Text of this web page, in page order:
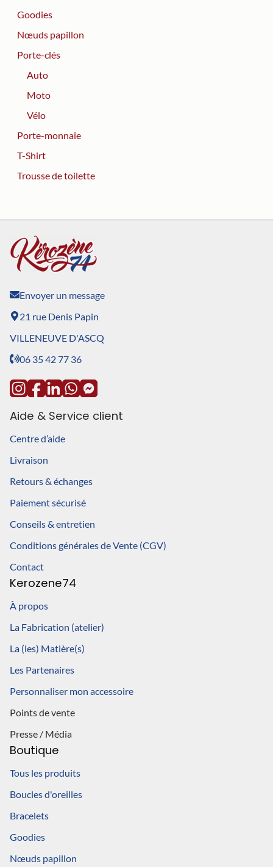
Goodies
Nœuds papillon
Porte-clés
Auto
Moto
Vélo
Porte-monnaie
T-Shirt
Trousse de toilette
Envoyer un message
21 rue Denis Papin
VILLENEUVE D'ASCQ
06 35 42 77 36
Aide & Service client
Centre d’aide
Livraison
Retours & échanges
Paiement sécurisé
Conseils & entretien
Conditions générales de Vente (CGV)
Contact
Kerozene74
À propos
La Fabrication (atelier)
La (les) Matière(s)
Les Partenaires
Personnaliser mon accessoire
Points de vente
Presse / Média
Boutique
Tous les produits
Boucles d'oreilles
Bracelets
Goodies
Nœuds papillon